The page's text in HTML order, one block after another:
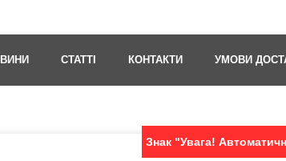
СТАТТІ КОНТАКТИ УМОВИ
Знак "Увага!